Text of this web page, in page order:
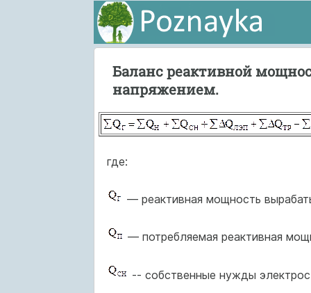
Баланс реактивной
напряжением.
где:
— реактивная мощность
— потребляемая реактивная
-- собственные нужды